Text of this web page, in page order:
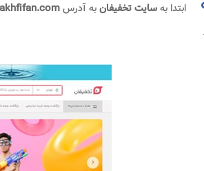
ابتدا بهسایت تخفیفانبه آدرس www.